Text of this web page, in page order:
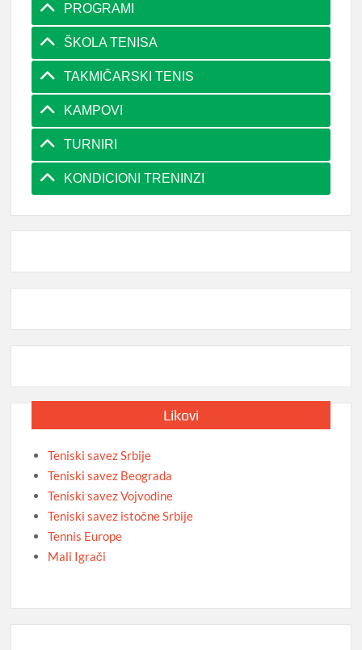
PROGRAMI
ŠKOLA TENISA
TAKMIČARSKI TENIS
KAMPOVI
TURNIRI
KONDICIONI TRENINZI
Likovi
Teniski savez Srbije
Teniski savez Beograda
Teniski savez Vojvodine
Teniski savez istočne Srbije
Tennis Europe
Mali Igrači